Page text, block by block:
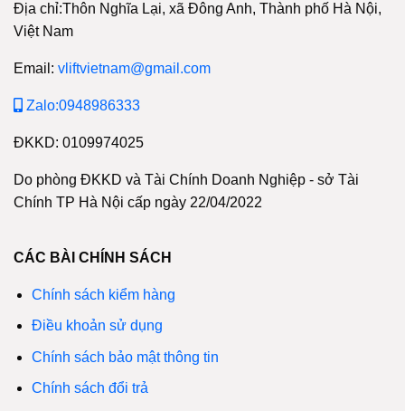
Địa chỉ:Thôn Nghĩa Lại, xã Đông Anh, Thành phố Hà Nội,
Việt Nam
Email: vliftvietnam@gmail.com
Zalo:0948986333
ĐKKD: 0109974025
Do phòng ĐKKD và Tài Chính Doanh Nghiệp - sở Tài
Chính TP Hà Nội cấp ngày 22/04/2022
CÁC BÀI CHÍNH SÁCH
Chính sách kiểm hàng
Điều khoản sử dụng
Chính sách bảo mật thông tin
Chính sách đổi trả